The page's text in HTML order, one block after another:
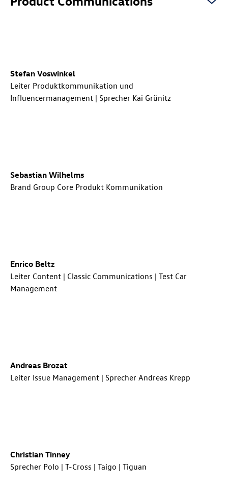
Stefan Voswinkel
Leiter Produktkommunikation und
Influencermanagement | Sprecher Kai Grünitz
Sebastian Wilhelms
Brand Group Core Produkt Kommunikation
Enrico Beltz
Leiter Content | Classic Communications | Test Car
Management
Andreas Brozat
Leiter Issue Management | Sprecher Andreas Krepp
Christian Tinney
Sprecher Polo | T-Cross | Taigo | Tiguan